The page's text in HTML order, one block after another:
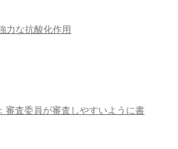
力な抗酸化作用
審査委員が審査しやすいように書